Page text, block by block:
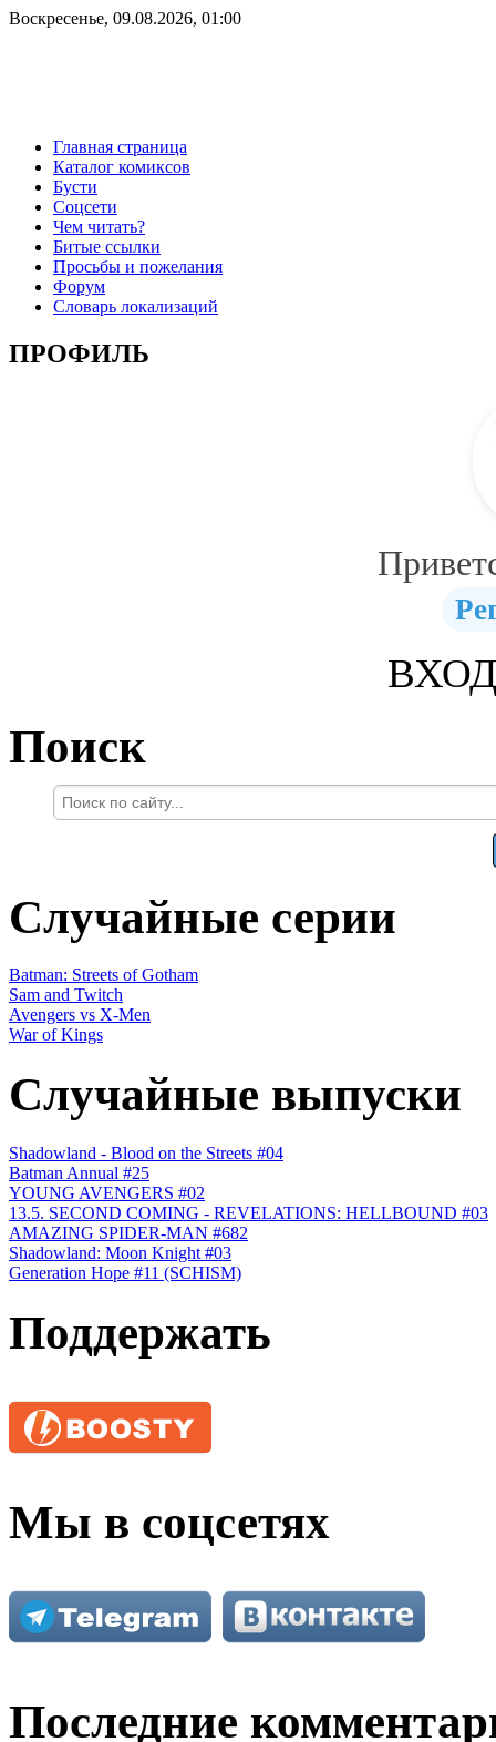
Воскресенье, 09.08.2026, 01:00
Главная страница
Каталог комиксов
Бусти
Соцсети
Чем читать?
Битые ссылки
Просьбы и пожелания
Форум
Словарь локализаций
ПРОФИЛЬ
Поиск
Случайные серии
Batman: Streets of Gotham
Sam and Twitch
Avengers vs X-Men
War of Kings
Случайные выпуски
Shadowland - Blood on the Streets #04
Batman Annual #25
YOUNG AVENGERS #02
13.5. SECOND COMING - REVELATIONS: HELLBOUND #03
AMAZING SPIDER-MAN #682
Shadowland: Moon Knight #03
Generation Hope #11 (SCHISM)
Поддержать
Мы в соцсетях
Последние